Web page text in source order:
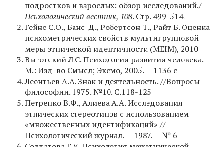
подростков и взрослых: обзор исследований./
Психологический вестник, 108. Стр. 499-514.
Гейнс С.О., Банс Д., Робертсон Т., Райт Б. Оценка
психометрических свойств мультигрупповой
меры этнической идентичности (MEIM), 2010
Выготский Л.С. Психология развития человека. —
М.: Изд-во Смысл; Эксмо, 2005. — 1136 с
Леонтьев A.A. Знак и деятельность. //Вопросы
философии. 1975. №10. С.118-125
Петренко В.Ф., Алиева А.А. Исследования
этнических стереотипов с использованием
«множественных идентификаций» //
Психологический журнал. — 1987. — № 6